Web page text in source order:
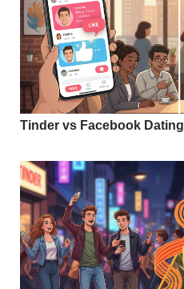
Tinder vs Facebook Dating